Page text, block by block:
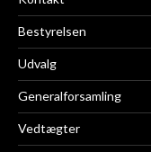
Bestyrelsen
Udvalg
Generalforsamling
Vedtægter